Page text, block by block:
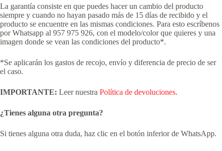
La garantía consiste en que puedes hacer un cambio del producto
siempre y cuando no hayan pasado más de 15 días de recibido y el
producto se encuentre en las mismas condiciones. Para esto escríbenos
por Whatsapp al 957 975 926, con el modelo/color que quieres y una
imagen donde se vean las condiciones del producto*.
*Se aplicarán los gastos de recojo, envío y diferencia de precio de ser
el caso.
IMPORTANTE: Leer nuestra Política de devoluciones.
¿Tienes alguna otra pregunta?
Si tienes alguna otra duda, haz clic en el botón inferior de WhatsApp.